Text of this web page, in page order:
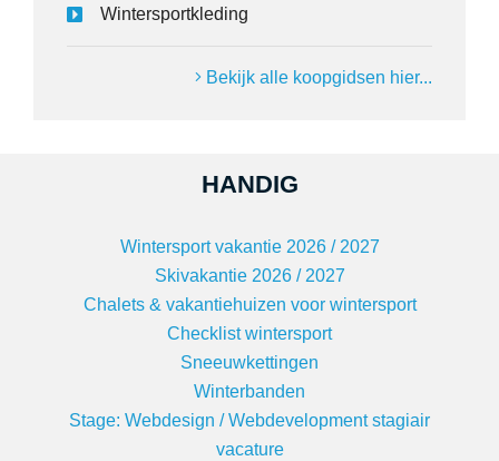
Wintersportkleding
Bekijk alle koopgidsen hier...
HANDIG
Wintersport vakantie 2026 / 2027
Skivakantie 2026 / 2027
Chalets & vakantiehuizen voor wintersport
Checklist wintersport
Sneeuwkettingen
Winterbanden
Stage: Webdesign / Webdevelopment stagiair
vacature